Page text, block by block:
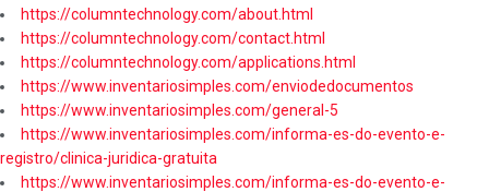
https://columntechnology.com/about.html
https://columntechnology.com/contact.html
https://columntechnology.com/applications.html
https://www.inventariosimples.com/enviodedocumentos
https://www.inventariosimples.com/general-5
https://www.inventariosimples.com/informa-es-do-evento-e-
registro/clinica-juridica-gratuita
https://www.inventariosimples.com/informa-es-do-evento-e-